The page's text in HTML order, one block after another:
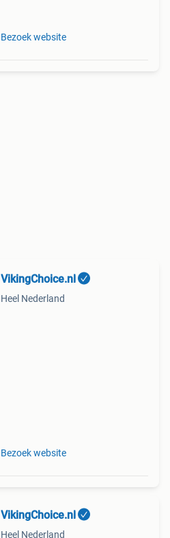
Bezoek website
VikingChoice.nl
Heel Nederland
Bezoek website
VikingChoice.nl
Heel Nederland